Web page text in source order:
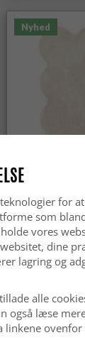
Nyhed
Bølget
Soft Fur (beige)
kr.369
for
som
vores
dine
lagring og
alle
også læse
linkene